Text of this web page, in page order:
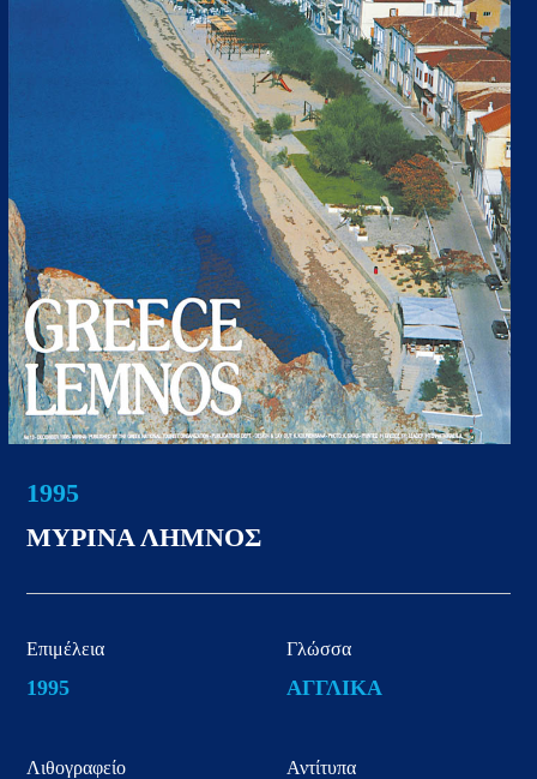
1995
ΜΥΡΙΝΑ ΛΗΜΝΟΣ
Επιμέλεια
1995
Γλώσσα
ΑΓΓΛΙΚΑ
Λιθογραφείο Αντίτυπα